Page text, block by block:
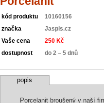
kód produktu 10160156
značka Jaspis.cz
Vaše cena 250 Kč
dostupnost do 2 – 5 dnů
popis
Porcelanit broušený v naší